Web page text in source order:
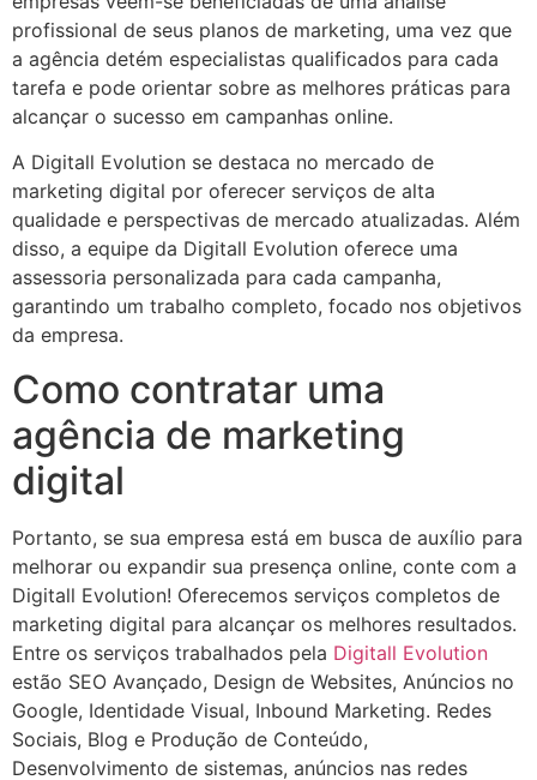
profissional de seus planos de marketing, uma vez que
a agência detém especialistas qualificados para cada
tarefa e pode orientar sobre as melhores práticas para
alcançar o sucesso em campanhas online.
A Digitall Evolution se destaca no mercado de
marketing digital por oferecer serviços de alta
qualidade e perspectivas de mercado atualizadas. Além
disso, a equipe da Digitall Evolution oferece uma
assessoria personalizada para cada campanha,
garantindo um trabalho completo, focado nos objetivos
da empresa.
Como contratar uma
agência de marketing
digital
Portanto, se sua empresa está em busca de auxílio para
melhorar ou expandir sua presença online, conte com a
Digitall Evolution! Oferecemos serviços completos de
marketing digital para alcançar os melhores resultados.
Entre os serviços trabalhados pela Digitall Evolution
estão SEO Avançado, Design de Websites, Anúncios no
Google, Identidade Visual, Inbound Marketing. Redes
Sociais, Blog e Produção de Conteúdo,
Desenvolvimento de sistemas, anúncios nas redes